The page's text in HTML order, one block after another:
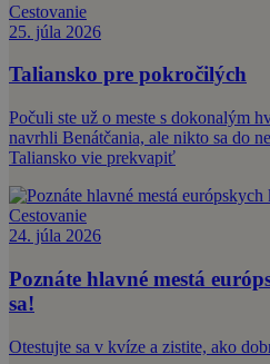
Cestovanie
25. júla 2026
Taliansko pre pokročilých
Počuli ste už o meste s dokonalým
navrhli Benátčania, ale nikto sa do
Taliansko vie prekvapiť
Cestovanie
24. júla 2026
Poznáte hlavné mestá
sa!
Otestujte sa v kvíze a zistite, ako